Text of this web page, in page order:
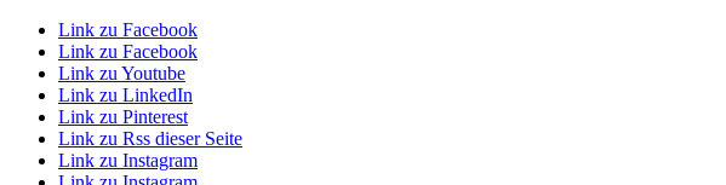
Link zu Facebook
Link zu Facebook
Link zu Youtube
Link zu LinkedIn
Link zu Pinterest
Link zu Rss dieser Seite
Link zu Instagram